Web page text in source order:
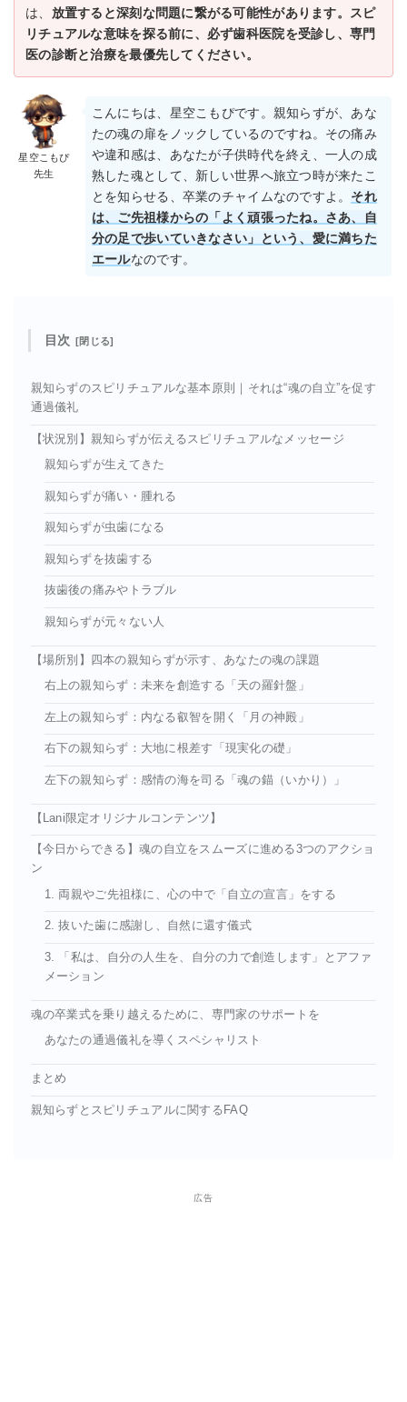
は、 放置すると深刻な問題に繋がる可能性があります。スピ
リチュアルな意味を探る前に、必ず歯科医院を受診し、専門
医の診断と治療を最優先してください。
星空こもぴ
先生
こんにちは、星空こもぴです。親知らずが、あな
たの魂の扉をノックしているのですね。その痛み
や違和感は、あなたが子供時代を終え、一人の成
熟した魂として、新しい世界へ旅立つ時が来たこ
とを知らせる、卒業のチャイムなのですよ。 それ
は、ご先祖様からの「よく頑張ったね。さあ、自
分の足で歩いていきなさい」という、愛に満ちた
エールなのです。
目次
親知らずのスピリチュアルな基本原則｜それは“魂の自立”を促す
通過儀礼
【状況別】親知らずが伝えるスピリチュアルなメッセージ
親知らずが生えてきた
親知らずが痛い・腫れる
親知らずが虫歯になる
親知らずを抜歯する
抜歯後の痛みやトラブル
親知らずが元々ない人
【場所別】四本の親知らずが示す、あなたの魂の課題
右上の親知らず：未来を創造する「天の羅針盤」
左上の親知らず：内なる叡智を開く「月の神殿」
右下の親知らず：大地に根差す「現実化の礎」
左下の親知らず：感情の海を司る「魂の錨（いかり）」
【Lani限定オリジナルコンテンツ】
【今日からできる】魂の自立をスムーズに進める3つのアクショ
ン
1. 両親やご先祖様に、心の中で「自立の宣言」をする
2. 抜いた歯に感謝し、自然に還す儀式
3. 「私は、自分の人生を、自分の力で創造します」とアファ
メーション
魂の卒業式を乗り越えるために、専門家のサポートを
あなたの通過儀礼を導くスペシャリスト
まとめ
親知らずとスピリチュアルに関するFAQ
広告